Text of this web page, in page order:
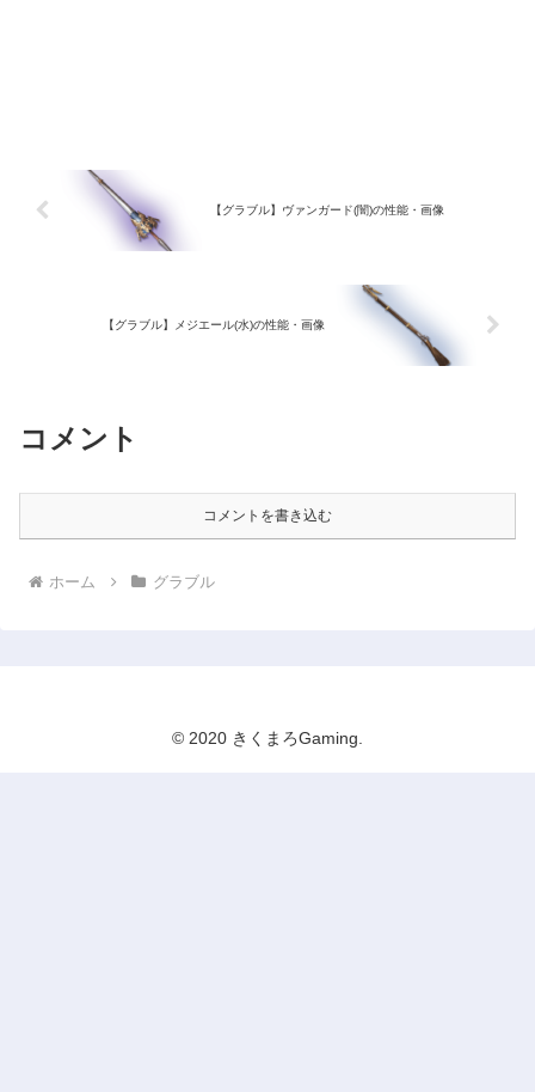
【グラブル】ヴァンガード(闇)の性能・画像
【グラブル】メジエール(水)の性能・画像
コメント
コメントを書き込む
ホーム グラブル
© 2020 きくまろGaming.